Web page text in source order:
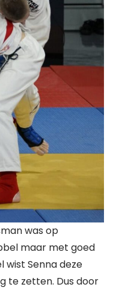
was op
maar met goed
wist Senna deze
te zetten. Dus door